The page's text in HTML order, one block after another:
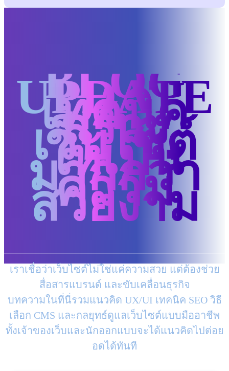
BLOG
UPDATE
เทคนิค
สร้าง
เว็บไซต์
ให้เป็น
มากกว่า
ความ
สวยงาม
เราเชื่อว่าเว็บไซต์ไม่ใช่แค่ความสวย แต่ต้องช่วย
สื่อสารแบรนด์ และขับเคลื่อนธุรกิจ
บทความในที่นี่รวมแนวคิด UX/UI เทคนิค SEO วิธี
เลือก CMS และกลยุทธ์ดูแลเว็บไซต์แบบมืออาชีพ
ทั้งเจ้าของเว็บและนักออกแบบจะได้แนวคิดไปต่อย
อดได้ทันที